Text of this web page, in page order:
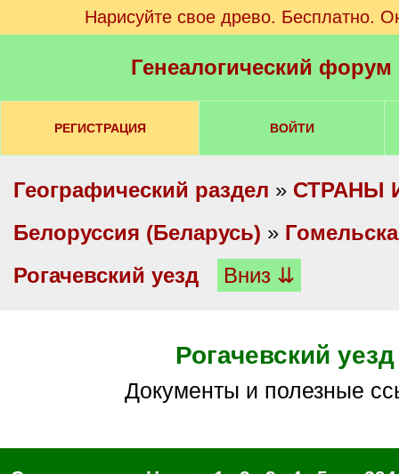
Нарисуйте свое древо. Бесплатно.
Генеалогический
РЕГИСТРАЦИЯ ВОЙТИ
Географический раздел » СТРАНЫ
Белоруссия (Беларусь) »
Рогачевский уезд
Вниз ⇊
Рогачевский уезд
Документы и полезные